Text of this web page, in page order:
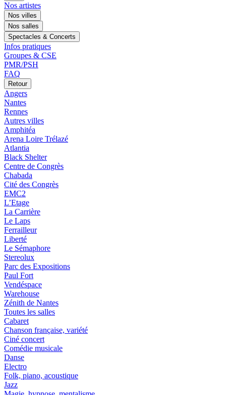
Nos artistes
Nos villes
Nos salles
Spectacles & Concerts
Infos pratiques
Groupes & CSE
PMR/PSH
FAQ
Retour
Angers
Nantes
Rennes
Autres villes
Amphitéa
Arena Loire Trélazé
Atlantia
Black Shelter
Centre de Congrès
Chabada
Cité des Congrès
EMC2
L’Etage
La Carrière
Le Laps
Ferrailleur
Liberté
Le Sémaphore
Stereolux
Parc des Expositions
Paul Fort
Vendéspace
Warehouse
Zénith de Nantes
Toutes les salles
Cabaret
Chanson française, variété
Ciné concert
Comédie musicale
Danse
Electro
Folk, piano, acoustique
Jazz